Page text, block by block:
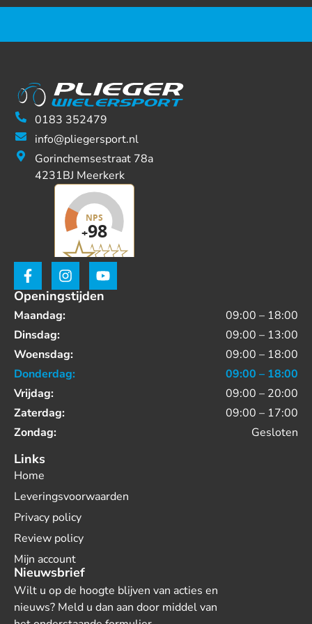
0183 352479
info@pliegersport.nl
Gorinchemsestraat 78a
4231BJ Meerkerk
Openingstijden
Maandag:
09:00 – 18:00
Dinsdag:
09:00 – 13:00
Woensdag:
09:00 – 18:00
Donderdag:
09:00 – 18:00
Vrijdag:
09:00 – 20:00
Zaterdag:
09:00 – 17:00
Zondag:
Gesloten
Links
Home
Leveringsvoorwaarden
Privacy policy
Review policy
Mijn account
Nieuwsbrief
Wilt u op de hoogte blijven van acties en
nieuws? Meld u dan aan door middel van